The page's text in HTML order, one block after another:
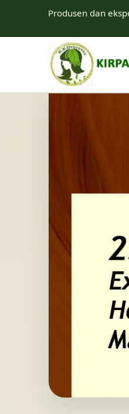
Produsen dan